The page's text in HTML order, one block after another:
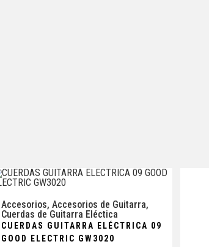
Accesorios,Accesorios de Guitarra,
Cuerdas de Guitarra Eléctica
CUERDAS GUITARRA ELÉCTRICA 09
GOOD ELECTRIC GW3020